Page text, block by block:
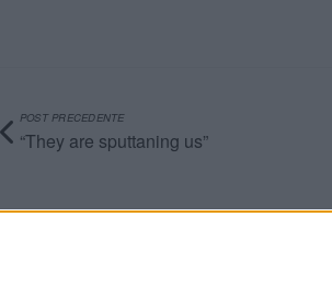
POST PRECEDENTE
“They are sputtaning us”